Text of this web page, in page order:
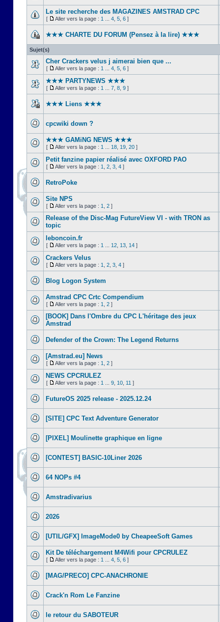
Le site recherche des MAGAZINES AMSTRAD CPC
[ Aller vers la page : 1 4 5 6 ]
★★★ CHARTE DU FORUM (Pensez à la lire) ★★★
Sujet(s)
Cher Crackers velus j aimerai bien que ...
[ Aller vers la page : 1 4 5 6 ]
★★★ PARTYNEWS ★★★
[ Aller vers la page : 1 7 8 9 ]
★★★ Liens ★★★
cpcwiki down ?
★★★ GAMiNG NEWS ★★★
[ Aller vers la page : 1 18 19 20 ]
Petit fanzine papier réalisé avec OXFORD PAO
[ Aller vers la page : 1 2 3 4 ]
RetroPoke
Site NPS
[ Aller vers la page : 1 2 ]
Release of the Disc-Mag FutureView VI - with TRON as
topic
leboncoin.fr
[ Aller vers la page : 1 12 13 14 ]
Crackers Velus
[ Aller vers la page : 1 2 3 4 ]
Blog Logon System
Amstrad CPC Crtc Compendium
[ Aller vers la page : 1 2 ]
[BOOK] Dans l'Ombre du CPC L'héritage des jeux
Amstrad
Defender of the Crown: The Legend Returns
[Amstrad.eu] News
[ Aller vers la page : 1 2 ]
NEWS CPCRULEZ
[ Aller vers la page : 1 9 10 11 ]
FutureOS 2025 release - 2025.12.24
[SITE] CPC Text Adventure Generator
[PIXEL] Moulinette graphique en ligne
[CONTEST] BASIC-10Liner 2026
64 NOPs #4
Amstradivarius
2026
[UTIL/GFX] ImageMode0 by CheapeeSoft Games
Kit De téléchargement M4Wifi pour CPCRULEZ
[ Aller vers la page : 1 4 5 6 ]
[MAG/PRECO] CPC-ANACHRONIE
Crack'n Rom Le Fanzine
le retour du SABOTEUR